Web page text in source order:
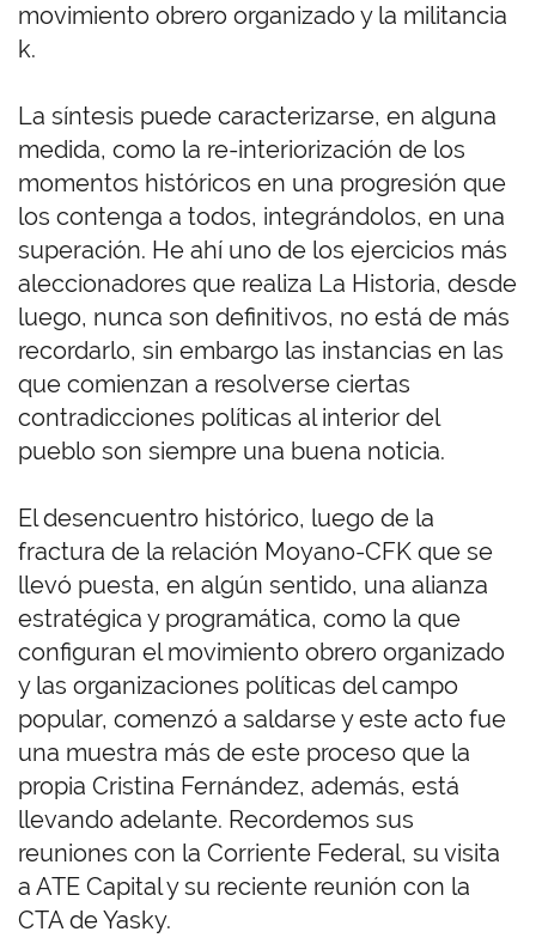
movimiento obrero organizado y la militancia
k.
La síntesis puede caracterizarse, en alguna
medida, como la re-interiorización de los
momentos históricos en una progresión que
los contenga a todos, integrándolos, en una
superación. He ahí uno de los ejercicios más
aleccionadores que realiza La Historia, desde
luego, nunca son definitivos, no está de más
recordarlo, sin embargo las instancias en las
que comienzan a resolverse ciertas
contradicciones políticas al interior del
pueblo son siempre una buena noticia.
El desencuentro histórico, luego de la
fractura de la relación Moyano-CFK que se
llevó puesta, en algún sentido, una alianza
estratégica y programática, como la que
configuran el movimiento obrero organizado
y las organizaciones políticas del campo
popular, comenzó a saldarse y este acto fue
una muestra más de este proceso que la
propia Cristina Fernández, además, está
llevando adelante. Recordemos sus
reuniones con la Corriente Federal, su visita
a ATE Capital y su reciente reunión con la
CTA de Yasky.